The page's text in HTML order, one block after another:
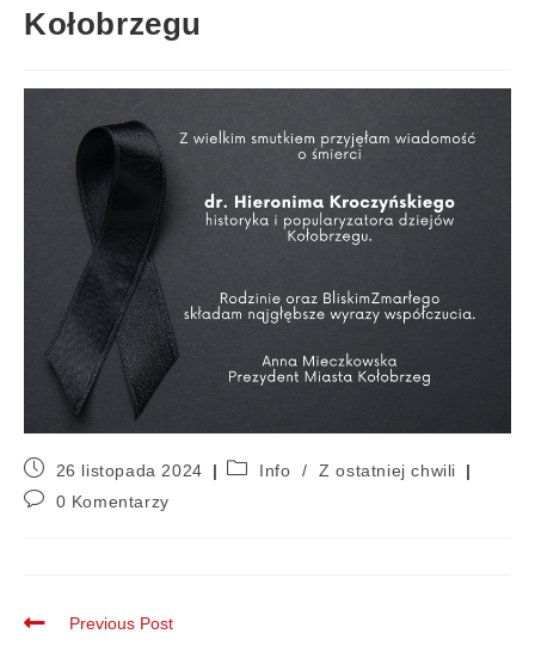
Kołobrzegu
26 listopada 2024 Info /
Z ostatniej chwili
0 Komentarzy
Previous Post